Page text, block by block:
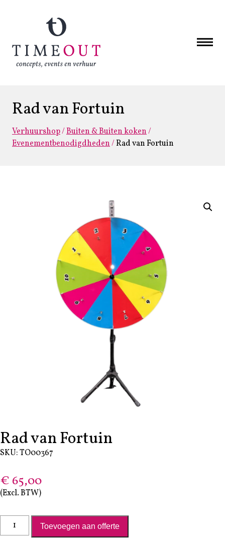
Rad van Fortuin
Verhuurshop/Buiten & Buiten koken/
Evenementbenodigdheden/Rad van Fortuin
Rad van Fortuin
SKU: TO00367
€ 65,00
(Excl. BTW)
Rad van Fortuin aantal
Toevoegen aan offerte